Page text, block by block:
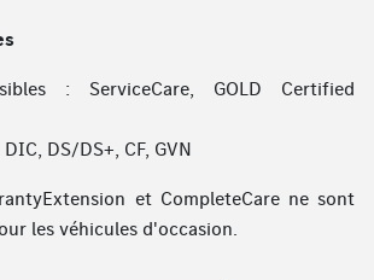
: ServiceCare, GOLD Certified
DS/DS+, CF, GVN
et CompleteCare ne sont
les véhicules d'occasion.